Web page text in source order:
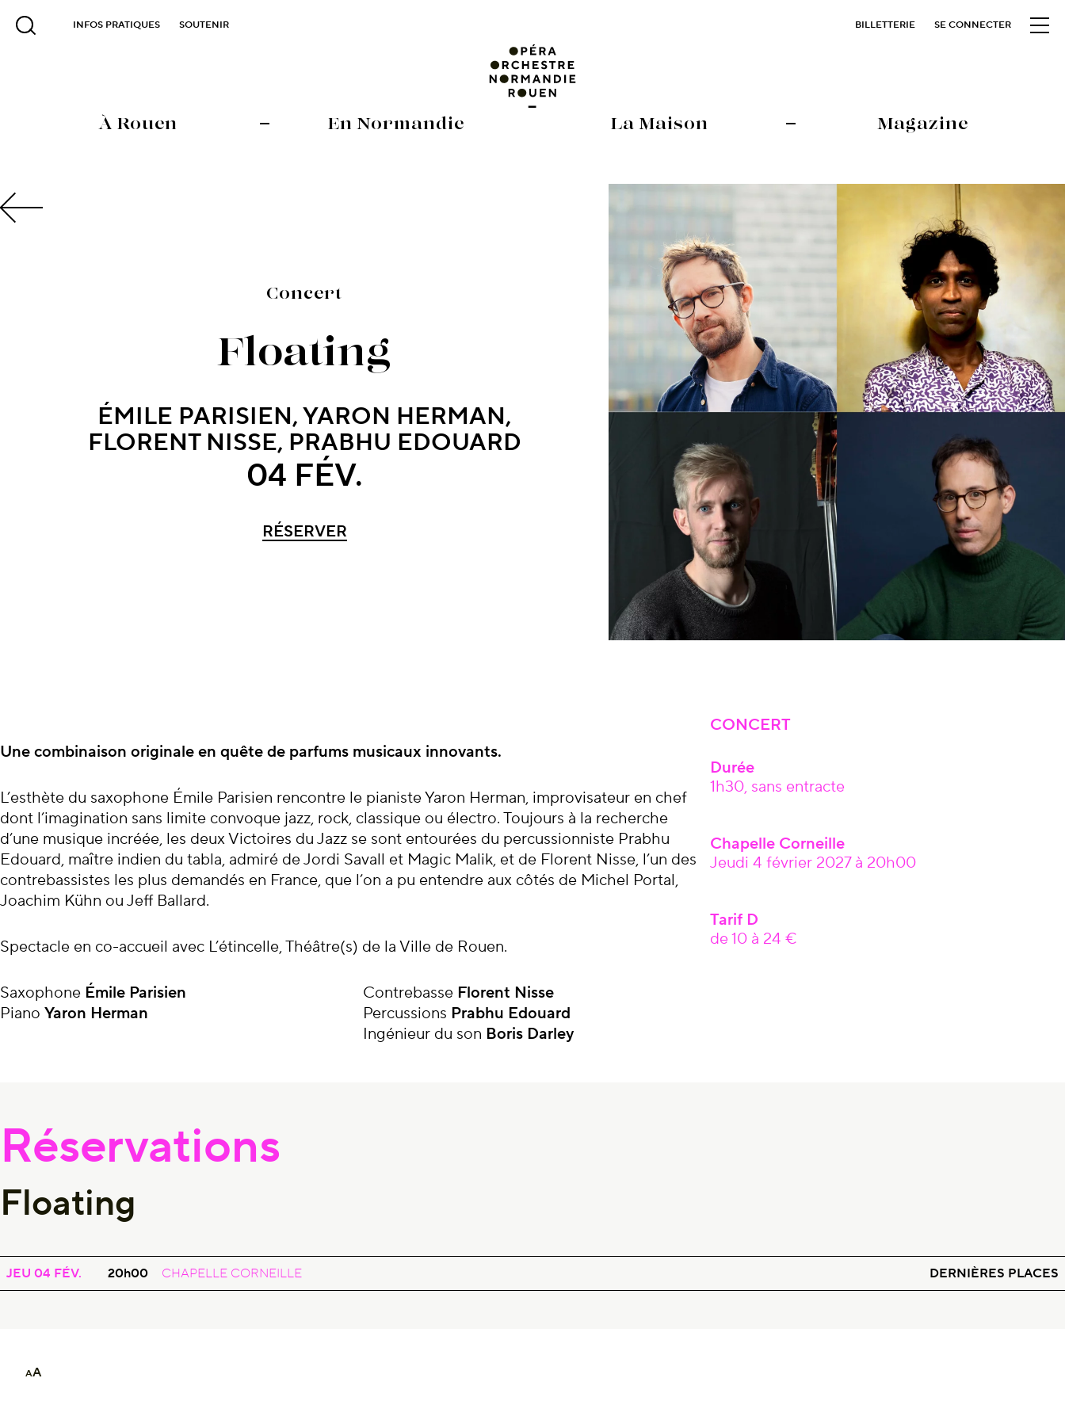
AA
INFOS PRATIQUES SOUTENIR BILLETTERIE SE CONNECTER
À Rouen En Normandie La Maison Magazine
Concert
Floating
ÉMILE PARISIEN, YARON HERMAN,
FLORENT NISSE, PRABHU EDOUARD
04 FÉV.
RÉSERVER
À propos du concert
Une combinaison originale en quête de parfums musicaux innovants.
L’esthète du saxophone Émile Parisien rencontre le pianiste Yaron Herman, improvisateur en chef
dont l’imagination sans limite convoque jazz, rock, classique ou électro. Toujours à la recherche
d’une musique incréée, les deux Victoires du Jazz se sont entourées du percussionniste Prabhu
Edouard, maître indien du tabla, admiré de Jordi Savall et Magic Malik, et de Florent Nisse, l’un des
contrebassistes les plus demandés en France, que l’on a pu entendre aux côtés de Michel Portal,
Joachim Kühn ou Jeff Ballard.
Spectacle en co-accueil avec L’étincelle, Théâtre(s) de la Ville de Rouen.
Saxophone Émile Parisien
Piano Yaron Herman
Contrebasse Florent Nisse
Percussions Prabhu Edouard
Ingénieur du son Boris Darley
CONCERT
Durée
1h30, sans entracte
Chapelle Corneille
Jeudi 4 février 2027 à 20h00
Tarif D
de 10 à 24 €
Réservations
Floating
JEU 04 FÉV. 20h00
FLOATING
CONCERT CHAPELLE CORNEILLE DERNIÈRES PLACES